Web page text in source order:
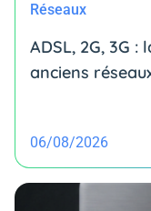
Réseaux
ADSL, 2G, 3G
anciens
06/08/2026